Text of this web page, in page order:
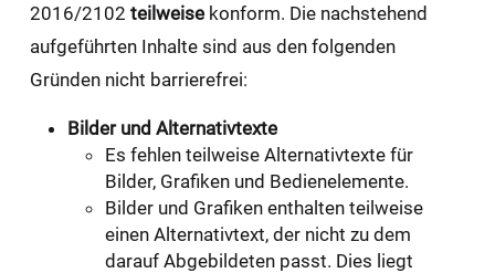
2016/2102 teilweisekonform. Die nachstehend
aufgeführten Inhalte sind aus den folgenden
Gründen nicht barrierefrei:
Bilder und Alternativtexte
Es fehlen teilweise Alternativtexte für
Bilder, Grafiken und Bedienelemente.
Bilder und Grafiken enthalten teilweise
einen Alternativtext, der nicht zu dem
darauf Abgebildeten passt. Dies liegt